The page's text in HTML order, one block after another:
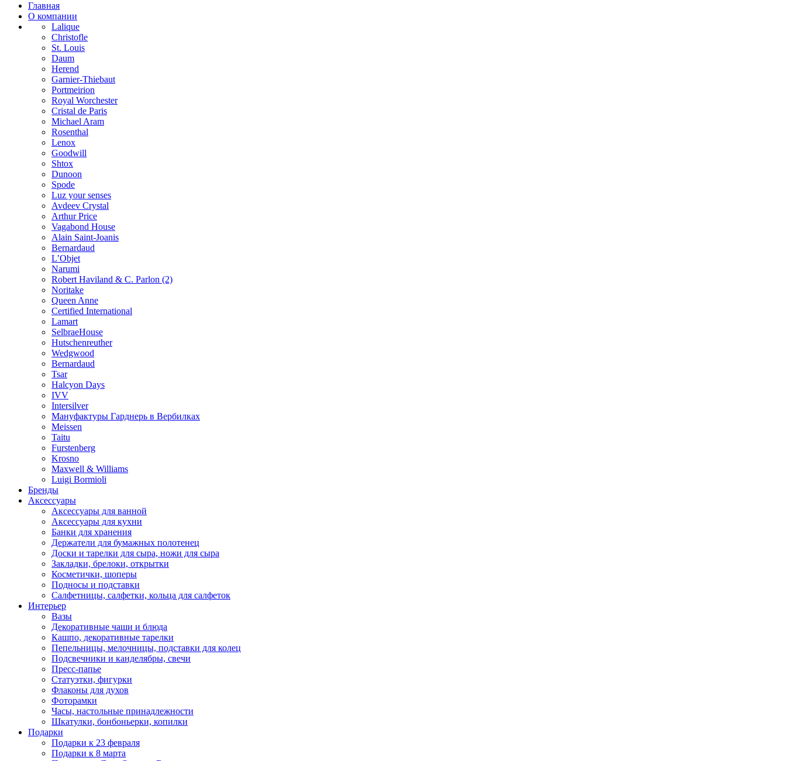
Главная
О компании
Lalique
Christofle
St. Louis
Daum
Herend
Garnier-Thiebaut
Portmeirion
Royal Worchester
Cristal de Paris
Michael Aram
Rosenthal
Lenox
Goodwill
Shtox
Dunoon
Spode
Luz your senses
Avdeev Crystal
Arthur Price
Vagabond House
Alain Saint-Joanis
Bernardaud
L’Objet
Narumi
Robert Haviland & C. Parlon (2)
Noritakе
Queen Anne
Certified International
Lamart
SelbraeHouse
Hutschenreuther
Wedgwood
Bernardaud
Tsar
Halcyon Days
IVV
Intersilver
Мануфактуры Гарднерь в Вербилках
Meissen
Taitu
Furstenberg
Krosno
Maxwell & Williams
Luigi Bormioli
Бренды
Аксессуары
Аксессуары для ванной
Аксессуары для кухни
Банки для хранения
Держатели для бумажных полотенец
Доски и тарелки для сыра, ножи для сыра
Закладки, брелоки, открытки
Косметички, шоперы
Подносы и подставки
Салфетницы, салфетки, кольца для салфеток
Интерьер
Вазы
Декоративные чаши и блюда
Кашпо, декоративные тарелки
Пепельницы, мелочницы, подставки для колец
Подсвечники и канделябры, свечи
Пресс-папье
Статуэтки, фигурки
Флаконы для духов
Фоторамки
Часы, настольные принадлежности
Шкатулки, бонбоньерки, копилки
Подарки
Подарки к 23 февраля
Подарки к 8 марта